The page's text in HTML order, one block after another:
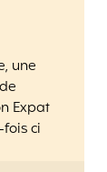
une
Expat
ci